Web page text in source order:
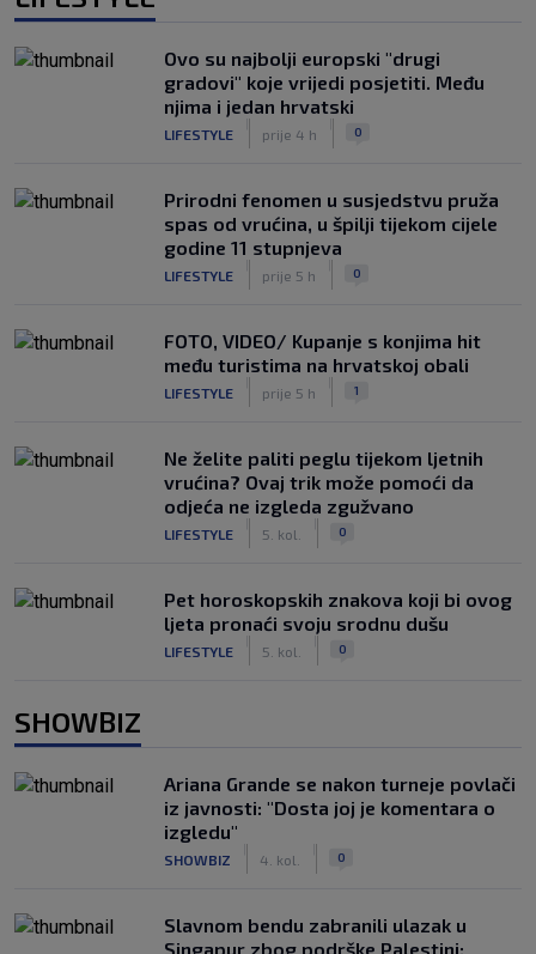
Ovo su najbolji europski "drugi
gradovi" koje vrijedi posjetiti. Među
njima i jedan hrvatski
LIFESTYLE prije 4 h 0
Prirodni fenomen u susjedstvu pruža
spas od vrućina, u špilji tijekom cijele
godine 11 stupnjeva
LIFESTYLE prije 5 h 0
FOTO, VIDEO/ Kupanje s konjima hit
među turistima na hrvatskoj obali
LIFESTYLE prije 5 h 1
Ne želite paliti peglu tijekom ljetnih
vrućina? Ovaj trik može pomoći da
odjeća ne izgleda zgužvano
LIFESTYLE 5. kol. 0
Pet horoskopskih znakova koji bi ovog
ljeta pronaći svoju srodnu dušu
LIFESTYLE 5. kol. 0
SHOWBIZ
Ariana Grande se nakon turneje povlači
iz javnosti: "Dosta joj je komentara o
izgledu"
SHOWBIZ 4. kol. 0
Slavnom bendu zabranili ulazak u
Singapur zbog podrške Palestini: